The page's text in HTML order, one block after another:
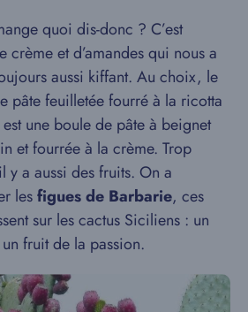
quoi dis-donc ? C’est
crème et d’amandes qui nous a
aussi kiffant. Au choix, le
pâte feuilletée fourré à la ricotta
une boule de pâte à beignet
et fourrée à la crème. Trop
y a aussi des fruits. On a
lesfigues de Barbarie, ces
sur les cactus Siciliens : un
fruit de la passion.